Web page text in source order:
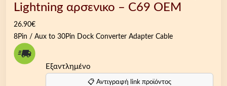
Lightning αρσενικο – C69 OEM
26.90€
8Pin / Aux to 30Pin Dock Converter Adapter Cable
Εξαντλημένο
📋 Αντιγραφή link προϊόντος